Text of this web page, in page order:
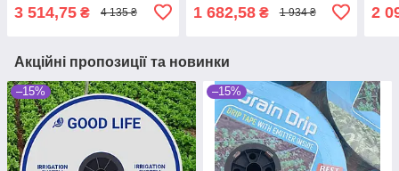
3 514,75 ₴ 4 135 ₴ 1 682,58₴ 1 934 ₴ 2
Акційні пропозиції та новинки
–15% –15%